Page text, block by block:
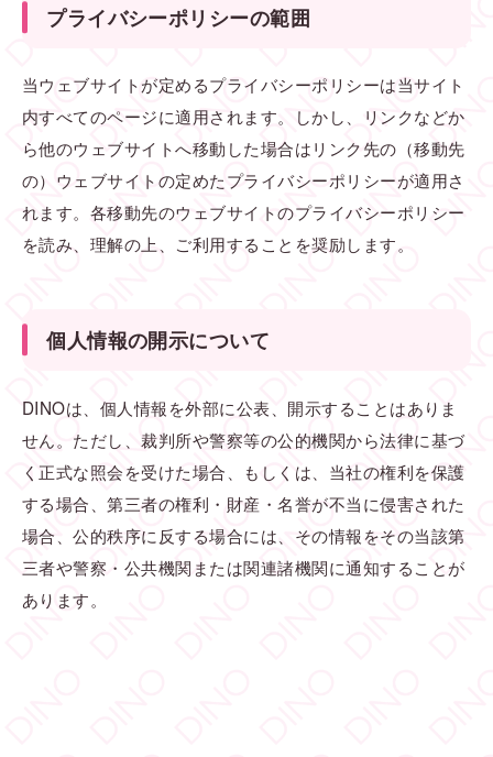
プライバシーポリシーの範囲
当ウェブサイトが定めるプライバシーポリシーは当サイト
内すべてのページに適用されます。しかし、リンクなどか
ら他のウェブサイトへ移動した場合はリンク先の（移動先
の）ウェブサイトの定めたプライバシーポリシーが適用さ
れます。各移動先のウェブサイトのプライバシーポリシー
を読み、理解の上、ご利用することを奨励します。
個人情報の開示について
DINOは、個人情報を外部に公表、開示することはありま
せん。ただし、裁判所や警察等の公的機関から法律に基づ
く正式な照会を受けた場合、もしくは、当社の権利を保護
する場合、第三者の権利・財産・名誉が不当に侵害された
場合、公的秩序に反する場合には、その情報をその当該第
三者や警察・公共機関または関連諸機関に通知することが
あります。